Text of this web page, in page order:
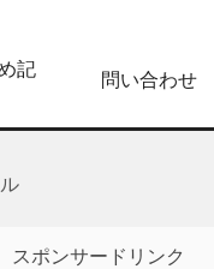
記
問い合わせ
スポンサードリンク